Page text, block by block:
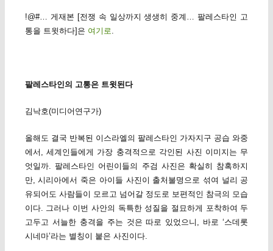
!@#… 게재본 [전쟁 속 일상까지 생생히 중계… 팔레스타인 고
통을 트윗하다]은 여기로
팔레스타인의 고통은 트윗된다
김낙호(미디어연구가)
올해도 결국 반복된 이스라엘의 팔레스타인 가자지구 공습 와중
에서, 세계인들에게 가장 충격적으로 각인된 사진 이미지는 무
엇일까. 팔레스타인 어린이들의 주검 사진은 확실히 참혹하지
만, 시리아에서 죽은 아이들 사진이 출처불명으로 섞여 널리 공
유되어도 사람들이 모르고 넘어갈 정도로 보편적인 참극의 모습
이다. 그러나 이번 사안의 독특한 성질을 절묘하게 포착하여 두
고두고 서늘한 충격을 주는 것은 따로 있었으니, 바로 ‘스데롯
시네마’라는 별칭이 붙은 사진이다.